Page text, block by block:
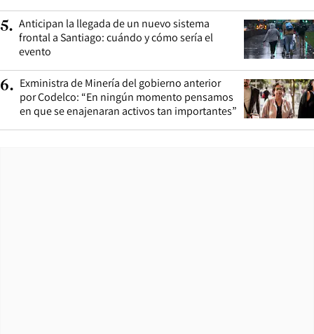
5. Anticipan la llegada de un nuevo sistema
frontal a Santiago: cuándo y cómo sería el
evento
6. Exministra de Minería del gobierno anterior
por Codelco: “En ningún momento pensamos
en que se enajenaran activos tan importantes”